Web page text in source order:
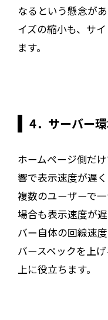
なるという懸念が
イズの縮小も、サ
ます。
4．サーバー
ホームページ側だ
響で表示速度が遅
複数のユーザーで
場合も表示速度が
バー自体の回線速
バースペックを上
上に役立ちます。